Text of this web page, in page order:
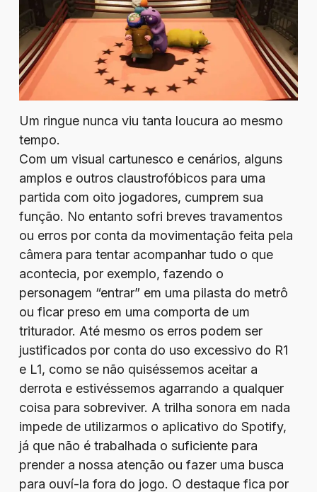
Um ringue nunca viu tanta loucura ao mesmo
tempo.
Com um visual cartunesco e cenários, alguns
amplos e outros claustrofóbicos para uma
partida com oito jogadores, cumprem sua
função. No entanto sofri breves travamentos
ou erros por conta da movimentação feita pela
câmera para tentar acompanhar tudo o que
acontecia, por exemplo, fazendo o
personagem “entrar” em uma pilasta do metrô
ou ficar preso em uma comporta de um
triturador. Até mesmo os erros podem ser
justificados por conta do uso excessivo do R1
e L1, como se não quiséssemos aceitar a
derrota e estivéssemos agarrando a qualquer
coisa para sobreviver. A trilha sonora em nada
impede de utilizarmos o aplicativo do Spotify,
já que não é trabalhada o suficiente para
prender a nossa atenção ou fazer uma busca
para ouví-la fora do jogo. O destaque fica por